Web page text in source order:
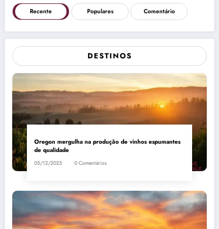
Recente Populares Comentário
DESTINOS
Oregon mergulha na produção de vinhos espumantes
de qualidade
05/12/2025 0 Comentários